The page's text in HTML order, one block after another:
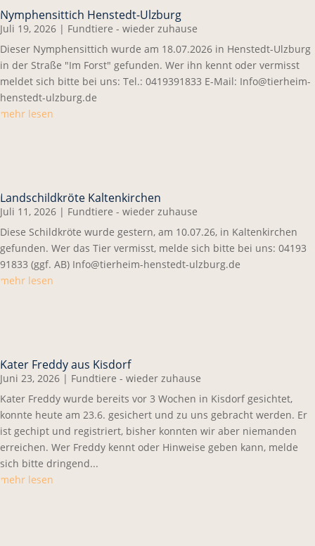
Nymphensittich Henstedt-Ulzburg
Juli 19, 2026 | Fundtiere - wieder zuhause
Dieser Nymphensittich wurde am 18.07.2026 in Henstedt-Ulzburg
in der Straße "Im Forst" gefunden. Wer ihn kennt oder vermisst
meldet sich bitte bei uns: Tel.: 0419391833 E-Mail: Info@tierheim-
henstedt-ulzburg.de
mehr lesen
Landschildkröte Kaltenkirchen
Juli 11, 2026 | Fundtiere - wieder zuhause
Diese Schildkröte wurde gestern, am 10.07.26, in Kaltenkirchen
gefunden. Wer das Tier vermisst, melde sich bitte bei uns: 04193
91833 (ggf. AB) Info@tierheim-henstedt-ulzburg.de
mehr lesen
Kater Freddy aus Kisdorf
Juni 23, 2026 | Fundtiere - wieder zuhause
Kater Freddy wurde bereits vor 3 Wochen in Kisdorf gesichtet,
konnte heute am 23.6. gesichert und zu uns gebracht werden. Er
ist gechipt und registriert, bisher konnten wir aber niemanden
erreichen. Wer Freddy kennt oder Hinweise geben kann, melde
sich bitte dringend...
mehr lesen